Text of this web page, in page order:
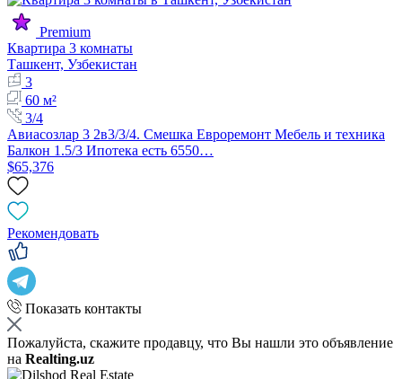
Premium
Квартира 3 комнаты
Ташкент, Узбекистан
3
60 м²
3/4
Авиасозлар 3 2в3/3/4. Смешка Евроремонт Мебель и техника
Балкон 1.5/3 Ипотека есть 6550…
$65,376
Рекомендовать
Показать контакты
Пожалуйста, скажите продавцу, что Вы нашли это объявление
на Realting.uz